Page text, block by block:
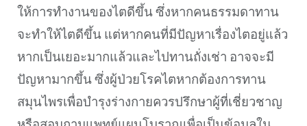
ให้การทำงานของไตดีขึ้น ซึ่งหากคนธรรมดาทาน
จะทำให้ไตดีขึ้น แต่หากคนที่มีปัญหาเรื่องไตอยู่แล้ว
หากเป็นเยอะมากแล้วและไปทานถั่งเช่า อาจจะมี
ปัญหามากขึ้น ซึ่งผู้ป่วยโรคไตหากต้องการทาน
สมุนไพรเพื่อบำรุงร่างกายควรปรึกษาผู้ที่เชี่ยวชาญ